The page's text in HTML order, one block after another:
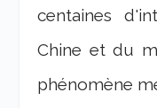
centaines
Chine et du
phénomène